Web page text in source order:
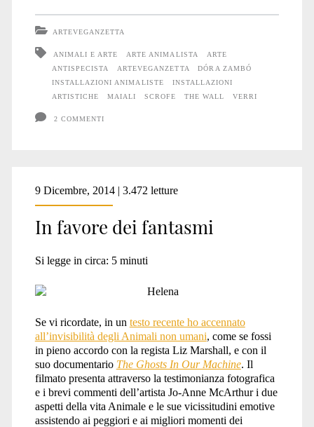
Maiale
ARTEVEGANZETTA
ANIMALI E ARTE ARTE ANIMALISTA
ARTE
ANTISPECISTA
ARTEVEGANZETTA
DÓRA ZAMBÓ
INSTALLAZIONI ANIMALISTE
INSTALLAZIONI
ARTISTICHE
MAIALI SCROFE THE WALL VERRI
2 COMMENTI
9 Dicembre, 2014 | 3.472 letture
In favore dei fantasmi
Si legge in circa: 5 minuti
Se vi ricordate, in un testo recente ho accennato
all’invisibilità degli Animali non umani, come se fossi
in pieno accordo con la regista Liz Marshall, e con il
suo documentario The Ghosts In Our Machine. Il
filmato presenta attraverso la testimonianza fotografica
e i brevi commenti dell’artista Jo-Anne McArthur i due
aspetti della vita Animale e le sue vicissitudini emotive
assistendo ai peggiori e ai migliori momenti dei